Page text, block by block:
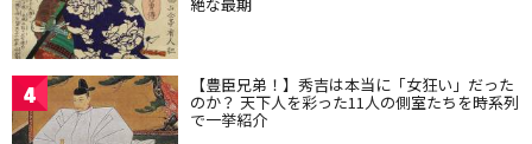
4 【豊臣兄弟！】秀吉は本当に「女狂い」だった
のか？ 天下人を彩った11人の側室たちを時系列
で一挙紹介